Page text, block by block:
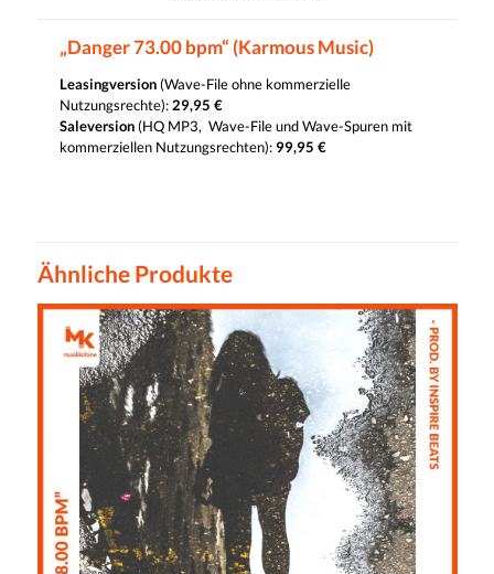
„Danger 73.00 bpm“ (Karmous Music)
Leasingversion(Wave-File ohne kommerzielle
Nutzungsrechte):29,95 €
Saleversion(HQ MP3, Wave-File und Wave-Spuren mit
kommerziellen Nutzungsrechten):99,95 €
Ähnliche Produkte